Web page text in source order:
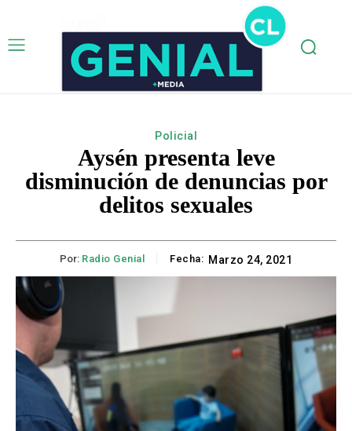
Policial
Aysén presenta leve
disminución de denuncias por
delitos sexuales
Por: Radio Genial Fecha: Marzo 24, 2021